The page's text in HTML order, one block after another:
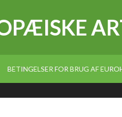
BETINGELSER FOR BRUG AF